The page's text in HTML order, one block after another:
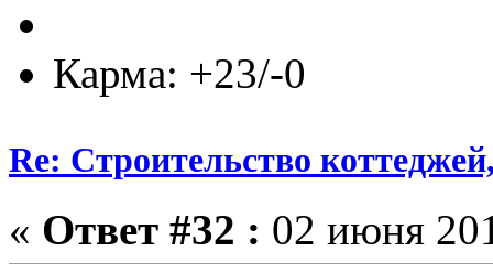
Карма: +23/-0
Re: Строительство
« Ответ #32 : 02 июня